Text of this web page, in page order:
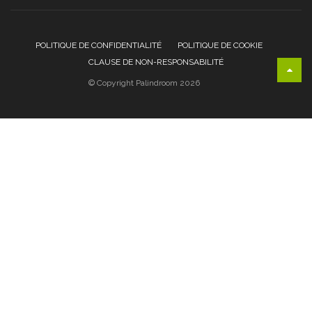
POLITIQUE DE CONFIDENTIALITÉ
POLITIQUE DE COOKIE
CLAUSE DE NON-RESPONSABILITÉ
© Copyright Palindroom 2026